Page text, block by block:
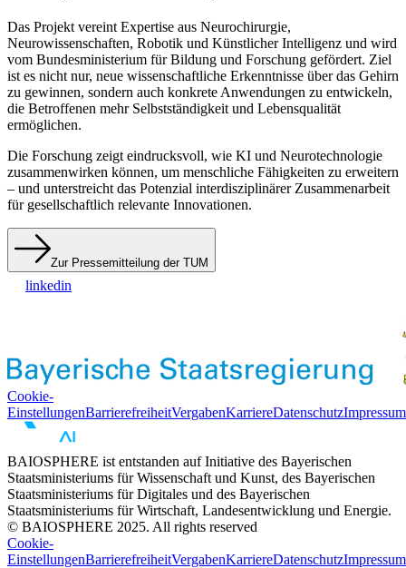
Das Projekt vereint Expertise aus Neurochirurgie,
Neurowissenschaften, Robotik und Künstlicher Intelligenz und wird
vom Bundesministerium für Bildung und Forschung gefördert. Ziel
ist es nicht nur, neue wissenschaftliche Erkenntnisse über das Gehirn
zu gewinnen, sondern auch konkrete Anwendungen zu entwickeln,
die Betroffenen mehr Selbstständigkeit und Lebensqualität
ermöglichen.
Die Forschung zeigt eindrucksvoll, wie KI und Neurotechnologie
zusammenwirken können, um menschliche Fähigkeiten zu erweitern
– und unterstreicht das Potenzial interdisziplinärer Zusammenarbeit
für gesellschaftlich relevante Innovationen.
Zur Pressemitteilung der TUM
linkedin
Cookie-
EinstellungenBarrierefreiheitVergabenKarriereDatenschutzImpressum
BAIOSPHERE ist entstanden auf Initiative des Bayerischen
Staatsministeriums für Wissenschaft und Kunst, des Bayerischen
Staatsministeriums für Digitales und des Bayerischen
Staatsministeriums für Wirtschaft, Landesentwicklung und Energie.
© BAIOSPHERE 2025. All rights reserved
Cookie-
EinstellungenBarrierefreiheitVergabenKarriereDatenschutzImpressum